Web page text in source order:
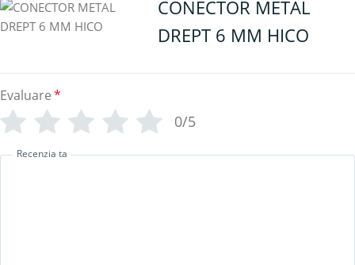
CONECTOR METAL
DREPT 6 MM HICO
Evaluare*
0/5
Recenzia ta